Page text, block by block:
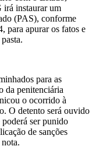
irá instaurar um
(PAS), conforme
para apurar os fatos e
para as
da penitenciária
o ocorrido à
O detento será ouvido
ser punido
de sanções